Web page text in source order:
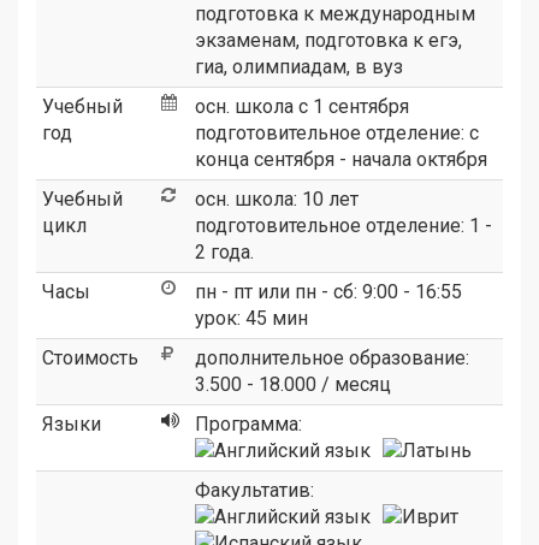
подготовка к международным
экзаменам, подготовка к егэ,
гиа, олимпиадам, в вуз
Учебный
год
осн. школа с 1 сентября
подготовительное отделение: c
конца сентября - начала октября
Учебный
цикл
осн. школа: 10 лет
подготовительное отделение: 1 -
2 года.
Часы
пн - пт или пн - сб: 9:00 - 16:55
урок: 45 мин
Стоимость
дополнительное образование:
3.500 - 18.000 / месяц
Языки
Программа:
Факультатив: